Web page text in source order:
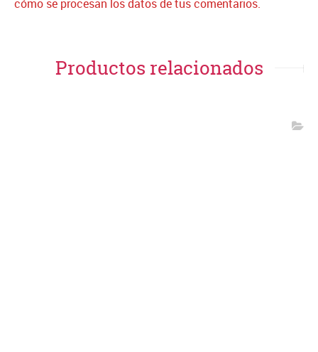
cómo se procesan los datos de tus comentarios.
Productos relacionados